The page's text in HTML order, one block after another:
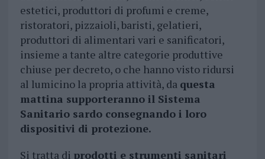
estetici, produttori di profumi e creme,
ristoratori, pizzaioli, baristi, gelatieri,
produttori di alimentari vari e sanificatori,
insieme a tante altre categorie produttive
chiuse per decreto, o che hanno visto ridursi
al lumicino la propria attività, da questa
mattina supporteranno il Sistema
Sanitario sardo consegnando i loro
dispositivi di protezione.
Si tratta di prodotti e strumenti sanitari